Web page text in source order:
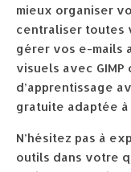
mieux organiser
centraliser toutes
gérer vos e-mails
visuels avec GIMP
d’apprentissage
gratuite adaptée
N’hésitez pas à
outils dans votre